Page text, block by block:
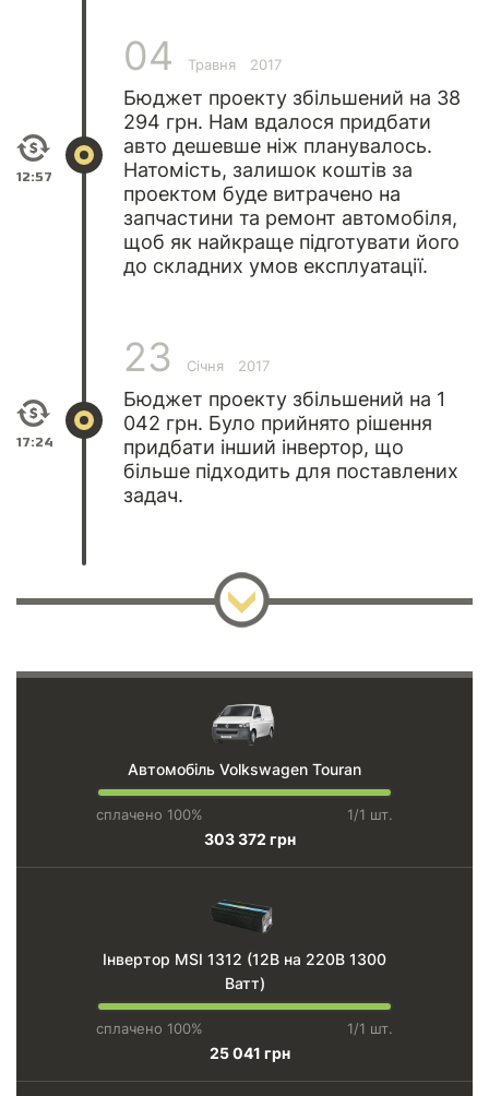
12:57
04 Травня 2017
Бюджет проекту збільшений на 38
294 грн. Нам вдалося придбати
авто дешевше ніж планувалось.
Натомість, залишок коштів за
проектом буде витрачено на
запчастини та ремонт автомобіля,
щоб як найкраще підготувати його
до складних умов експлуатації.
17:24
23 Січня 2017
Бюджет проекту збільшений на 1
042 грн. Було прийнято рішення
придбати інший інвертор, що
більше підходить для поставлених
задач.
Автомобіль Volkswagen Touran
сплачено 100% 1/1 шт.
303 372 грн
Інвертор MSI 1312 (12В на 220В 1300
Ватт)
сплачено 100% 1/1 шт.
25 041 грн